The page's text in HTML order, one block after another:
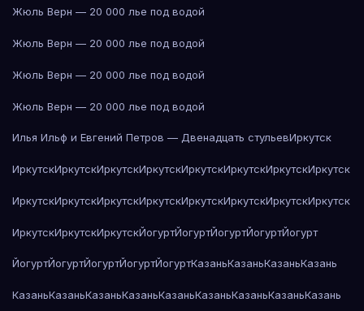
Жюль Верн — 20 000 лье под водой
Жюль Верн — 20 000 лье под водой
Жюль Верн — 20 000 лье под водой
Жюль Верн — 20 000 лье под водой
Илья Ильф и Евгений Петров — Двенадцать стульевИркутск
ИркутскИркутскИркутскИркутскИркутскИркутскИркутскИркутск
ИркутскИркутскИркутскИркутскИркутскИркутскИркутскИркутск
ИркутскИркутскИркутскЙогуртЙогуртЙогуртЙогуртЙогурт
ЙогуртЙогуртЙогуртЙогуртЙогуртКазаньКазаньКазаньКазань
КазаньКазаньКазаньКазаньКазаньКазаньКазаньКазаньКазань